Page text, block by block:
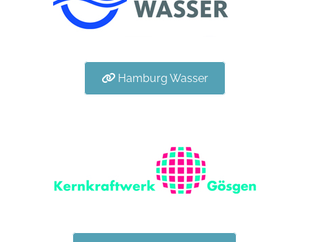
Hamburg Wasser